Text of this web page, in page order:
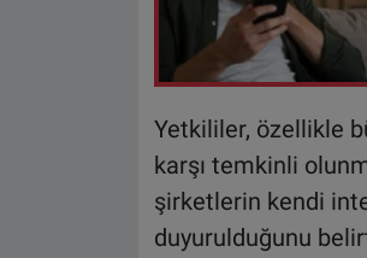
Yetkililer, özellikle
karşı temkinli
şirketlerin kendi
duyurulduğunu